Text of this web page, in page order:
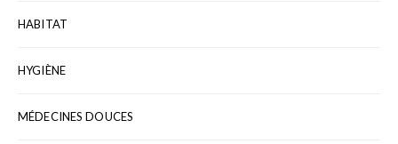
HABITAT
HYGIÈNE
MÉDECINES DOUCES